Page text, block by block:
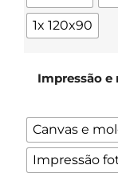
1x 120x90
Impressão e
Canvas e
Impressão